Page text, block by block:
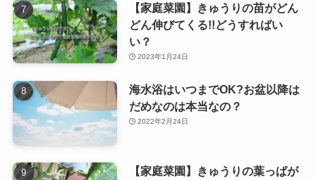
【家庭菜園】きゅうりの苗がどん
どん伸びてくる!!どうすればい
い？
2023年1月24日
海水浴はいつまでOK?お盆以降は
だめなのは本当なの？
2022年2月24日
【家庭菜園】きゅうりの葉っぱが